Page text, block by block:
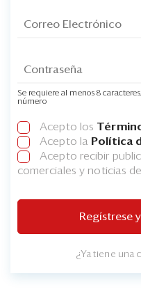
Se requiere al menos 8
número
Acepto los
Acepto la Política
Acepto recibir
comerciales y noticias
Regístrese
¿Ya tiene una